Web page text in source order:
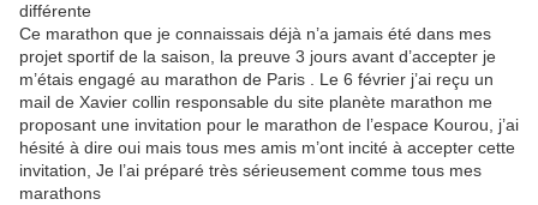
différente
Ce marathon que je connaissais déjà n’a jamais été dans mes
projet sportif de la saison, la preuve 3 jours avant d’accepter je
m’étais engagé au marathon de Paris . Le 6 février j’ai reçu un
mail de Xavier collin responsable du site planète marathon me
proposant une invitation pour le marathon de l’espace Kourou, j’ai
hésité à dire oui mais tous mes amis m’ont incité à accepter cette
invitation, Je l’ai préparé très sérieusement comme tous mes
marathons